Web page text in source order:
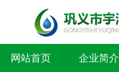
网站首页 企业简介